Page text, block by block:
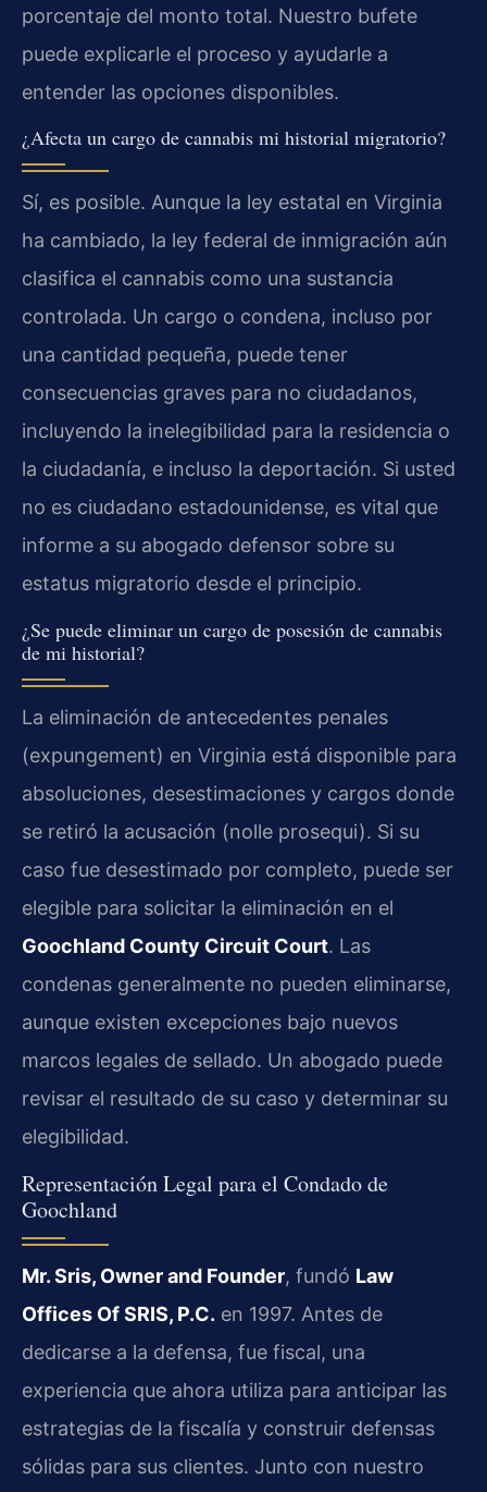
porcentaje del monto total. Nuestro bufete
puede explicarle el proceso y ayudarle a
entender las opciones disponibles.
¿Afecta un cargo de cannabis mi historial migratorio?
Sí, es posible. Aunque la ley estatal en Virginia
ha cambiado, la ley federal de inmigración aún
clasifica el cannabis como una sustancia
controlada. Un cargo o condena, incluso por
una cantidad pequeña, puede tener
consecuencias graves para no ciudadanos,
incluyendo la inelegibilidad para la residencia o
la ciudadanía, e incluso la deportación. Si usted
no es ciudadano estadounidense, es vital que
informe a su abogado defensor sobre su
estatus migratorio desde el principio.
¿Se puede eliminar un cargo de posesión de cannabis
de mi historial?
La eliminación de antecedentes penales
(expungement) en Virginia está disponible para
absoluciones, desestimaciones y cargos donde
se retiró la acusación (nolle prosequi). Si su
caso fue desestimado por completo, puede ser
elegible para solicitar la eliminación en el
Goochland County Circuit Court. Las
condenas generalmente no pueden eliminarse,
aunque existen excepciones bajo nuevos
marcos legales de sellado. Un abogado puede
revisar el resultado de su caso y determinar su
elegibilidad.
Representación Legal para el Condado de
Goochland
Mr. Sris, Owner and Founder, fundó Law
Offices Of SRIS, P.C. en 1997. Antes de
dedicarse a la defensa, fue fiscal, una
experiencia que ahora utiliza para anticipar las
estrategias de la fiscalía y construir defensas
sólidas para sus clientes. Junto con nuestro